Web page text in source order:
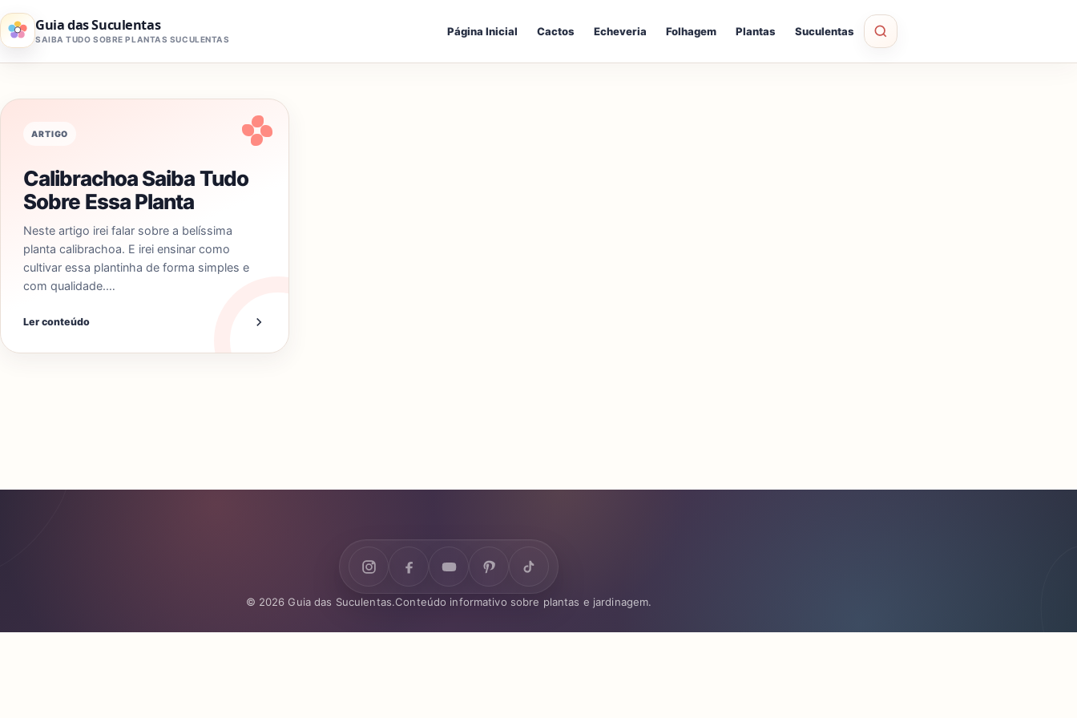
Pular para o conteúdo
Guia das Suculentas
SAIBA TUDO SOBRE PLANTAS SUCULENTAS
Página Inicial Cactos Echeveria Folhagem Plantas Suculentas
ARTIGO
Calibrachoa Saiba Tudo
Sobre Essa Planta
Neste artigo irei falar sobre a belíssima
planta calibrachoa. E irei ensinar como
cultivar essa plantinha de forma simples e
com qualidade.…
Ler conteúdo
© 2026 Guia das Suculentas.Conteúdo informativo sobre plantas e jardinagem.